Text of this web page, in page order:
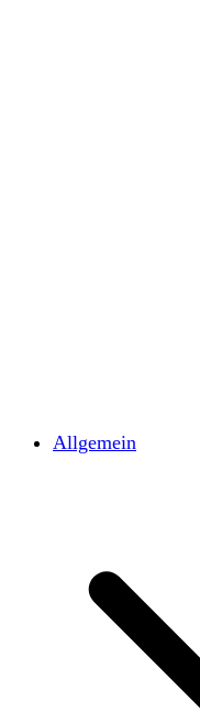
Allgemein